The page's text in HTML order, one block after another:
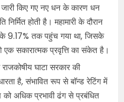
जारी किए गए नए धन के कारण धन
होती है। महामारी के दौरान
के 9.17% तक पहुंच गया था, जिसके
सकारात्मक प्रवृत्ति का संकेत है।
घाटा सरकार की
है, संभावित रूप से बॉन्ड रेटिंग में
अधिक प्रभावी ढंग से प्रबंधित